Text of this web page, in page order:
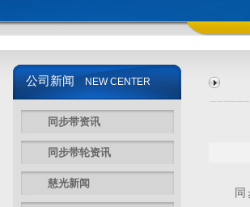
公司新闻 NEW CENTER
同步带资讯
同步带轮资讯
慈光新闻